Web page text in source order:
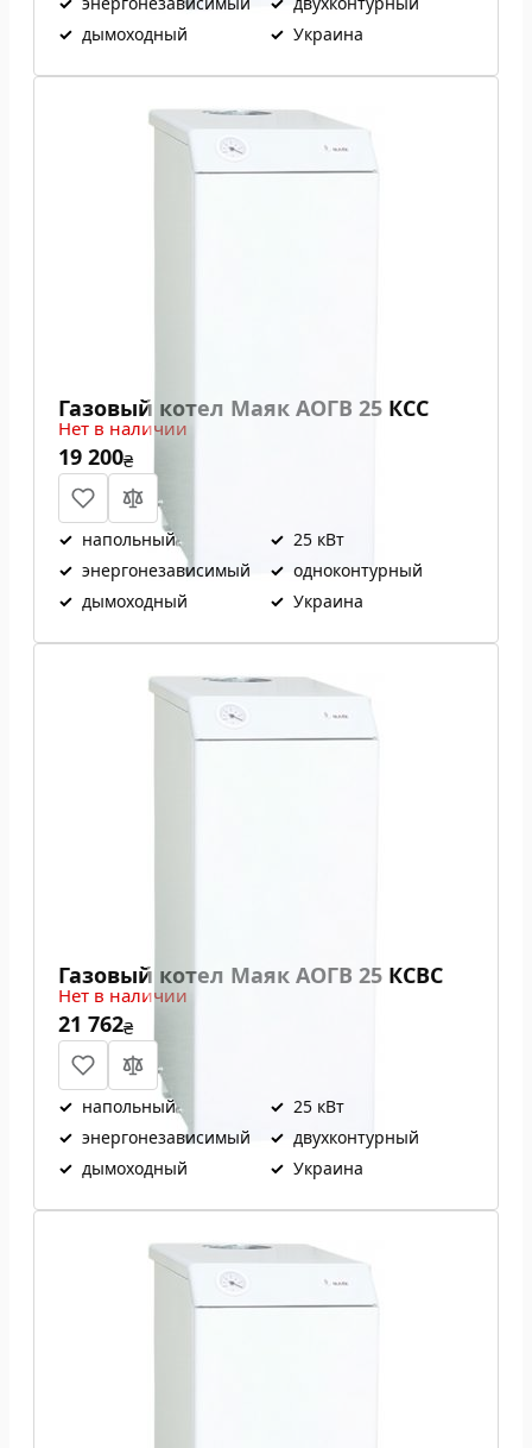
✓ дымоходный ✓ Украина
Газовый котел Маяк АОГВ 25 КСС
Нет в наличии
19 200₴
✓ напольный ✓ 25 кВт
✓ энергонезависимый ✓ одноконтурный
✓ дымоходный ✓ Украина
Газовый котел Маяк АОГВ 25 КСВС
Нет в наличии
21 762₴
✓ напольный ✓ 25 кВт
✓ энергонезависимый ✓ двухконтурный
✓ дымоходный ✓ Украина